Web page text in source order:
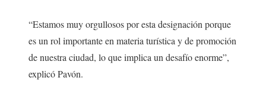
“Estamos muy orgullosos por esta designación porque
es un rol importante en materia turística y de promoción
de nuestra ciudad, lo que implica un desafío enorme”,
explicó Pavón.